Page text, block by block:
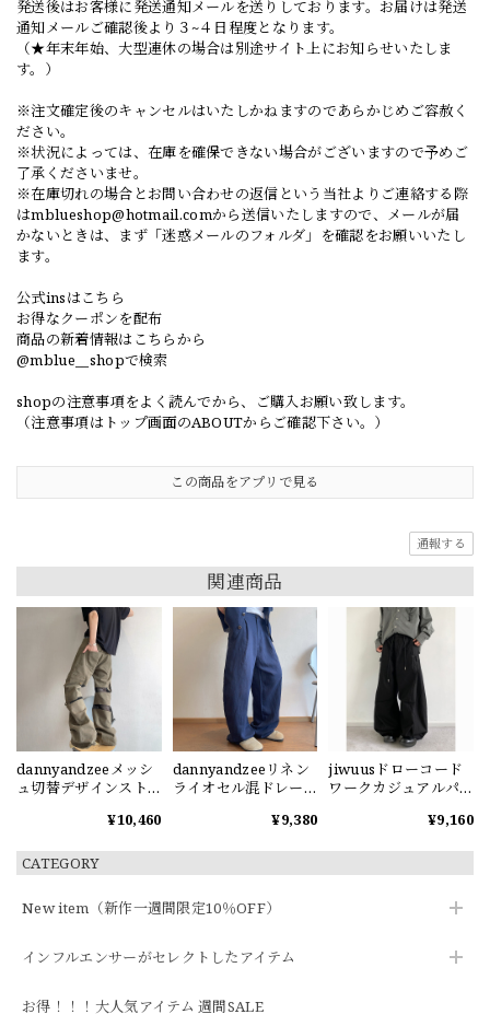
CATEGORY
New item（新作一週間限定10％OFF）
インフルエンサーがセレクトしたアイテム
お得！！！大人気アイテム 週間SALE
発送後はお客様に発送通知メールを送りしております。お届けは発送
通知メールご確認後より３~４日程度となります。
（★年末年始、大型連休の場合は別途サイト上にお知らせいたしま
す。）
※注文確定後のキャンセルはいたしかねますのであらかじめご容赦く
ださい。
※状況によっては、在庫を確保できない場合がございますので予めご
了承くださいませ。
※在庫切れの場合とお問い合わせの返信という当社よりご連絡する際
はmblueshop@hotmail.comから送信いたしますので、メールが届
かないときは、まず「迷惑メールのフォルダ」を確認をお願いいたし
ます。
公式insはこちら
お得なクーポンを配布
商品の新着情報はこちらから
@mblue__shopで検索
shopの注意事項をよく読んでから、ご購入お願い致します。
（注意事項はトップ画面のABOUTからご確認下さい。）
この商品をアプリで見る
通報する
関連商品
dannyandzeeメッシ
ュ切替デザインスト
¥10,460
dannyandzeeリネン
ライオセル混ドレー
¥9,380
jiwuusドローコード
ワークカジュアルパ
¥9,160